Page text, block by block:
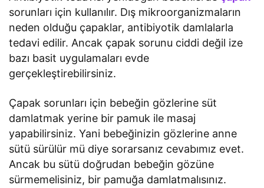
sorunları için kullanılır. Dış mikroorganizmaların
neden olduğu çapaklar, antibiyotik damlalarla
tedavi edilir. Ancak çapak sorunu ciddi değil ize
bazı basit uygulamaları evde
gerçekleştirebilirsiniz.
Çapak sorunları için bebeğin gözlerine süt
damlatmak yerine bir pamuk ile masaj
yapabilirsiniz. Yani bebeğinizin gözlerine anne
sütü sürülür mü diye sorarsanız cevabımız evet.
Ancak bu sütü doğrudan bebeğin gözüne
sürmemelisiniz, bir pamuğa damlatmalısınız.